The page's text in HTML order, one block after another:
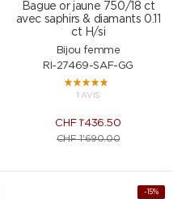
Bague or jaune 750/18 ct
avec saphirs & diamants 0.11
ct H/si
Bijou femme
RI-27469-SAF-GG
1 AVIS
CHF 1'436.50
CHF1'690.00
-15%